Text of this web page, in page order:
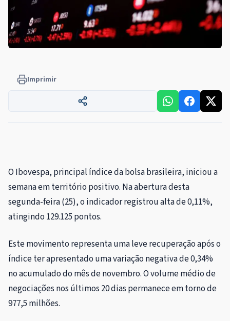
Imprimir
O Ibovespa, principal índice da bolsa brasileira, iniciou a
semana em território positivo. Na abertura desta
segunda-feira (25), o indicador registrou alta de 0,11%,
atingindo 129.125 pontos.
Este movimento representa uma leve recuperação após o
índice ter apresentado uma variação negativa de 0,34%
no acumulado do mês de novembro. O volume médio de
negociações nos últimos 20 dias permanece em torno de
977,5 milhões.